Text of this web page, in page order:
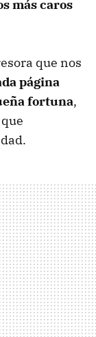
más caros
que nos
página
fortuna,